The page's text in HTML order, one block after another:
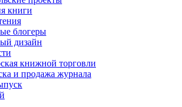
книги
блогеры
дизайн
книжной торговли
и продажа журнала